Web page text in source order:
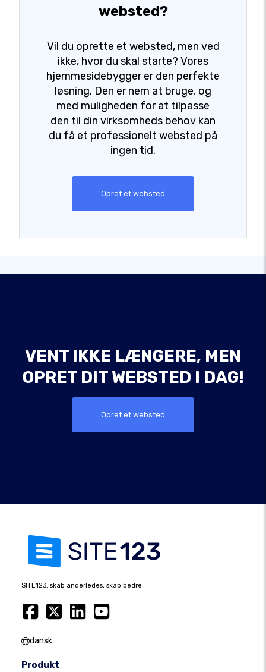
websted?
Vil du oprette et websted, men ved
ikke, hvor du skal starte? Vores
hjemmesidebygger er den perfekte
løsning. Den er nem at bruge, og
med muligheden for at tilpasse
den til din virksomheds behov kan
du få et professionelt websted på
ingen tid.
Opret et websted
VENT IKKE LÆNGERE, MEN
OPRET DIT WEBSTED I DAG!
Opret et websted
SITE123: skab anderledes, skab bedre.
dansk
Produkt